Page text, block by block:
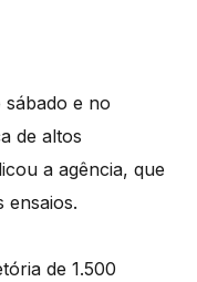
e no
de altos
a agência, que
ensaios.
de 1.500